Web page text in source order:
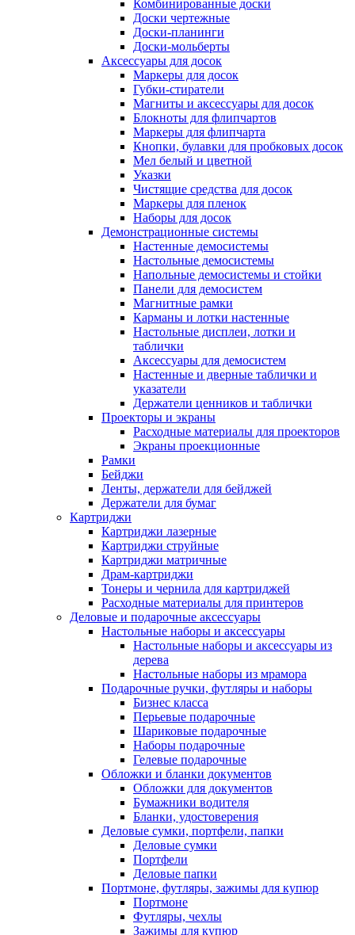
Комбинированные доски
Доски чертежные
Доски-планинги
Доски-мольберты
Аксессуары для досок
Маркеры для досок
Губки-стиратели
Магниты и аксессуары для досок
Блокноты для флипчартов
Маркеры для флипчарта
Кнопки, булавки для пробковых досок
Мел белый и цветной
Указки
Чистящие средства для досок
Маркеры для пленок
Наборы для досок
Демонстрационные системы
Настенные демосистемы
Настольные демосистемы
Напольные демосистемы и стойки
Панели для демосистем
Магнитные рамки
Карманы и лотки настенные
Настольные дисплеи, лотки и
таблички
Аксессуары для демосистем
Настенные и дверные таблички и
указатели
Держатели ценников и таблички
Проекторы и экраны
Расходные материалы для проекторов
Экраны проекционные
Рамки
Бейджи
Ленты, держатели для бейджей
Держатели для бумаг
Картриджи
Картриджи лазерные
Картриджи струйные
Картриджи матричные
Драм-картриджи
Тонеры и чернила для картриджей
Расходные материалы для принтеров
Деловые и подарочные аксессуары
Настольные наборы и аксессуары
Настольные наборы и аксессуары из
дерева
Настольные наборы из мрамора
Подарочные ручки, футляры и наборы
Бизнес класса
Перьевые подарочные
Шариковые подарочные
Наборы подарочные
Гелевые подарочные
Обложки и бланки документов
Обложки для документов
Бумажники водителя
Бланки, удостоверения
Деловые сумки, портфели, папки
Деловые сумки
Портфели
Деловые папки
Портмоне, футляры, зажимы для купюр
Портмоне
Футляры, чехлы
Зажимы для купюр